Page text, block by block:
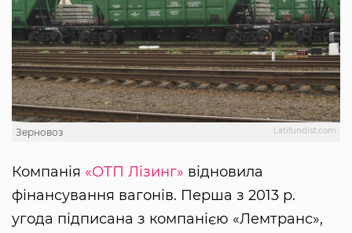
Latifundist.com
Зерновоз
Компанія «ОТП Лізинг» відновила
фінансування вагонів. Перша з 2013 р.
угода підписана з компанією «Лемтранс»,